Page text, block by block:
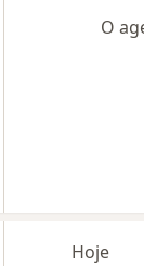
O
Hoje